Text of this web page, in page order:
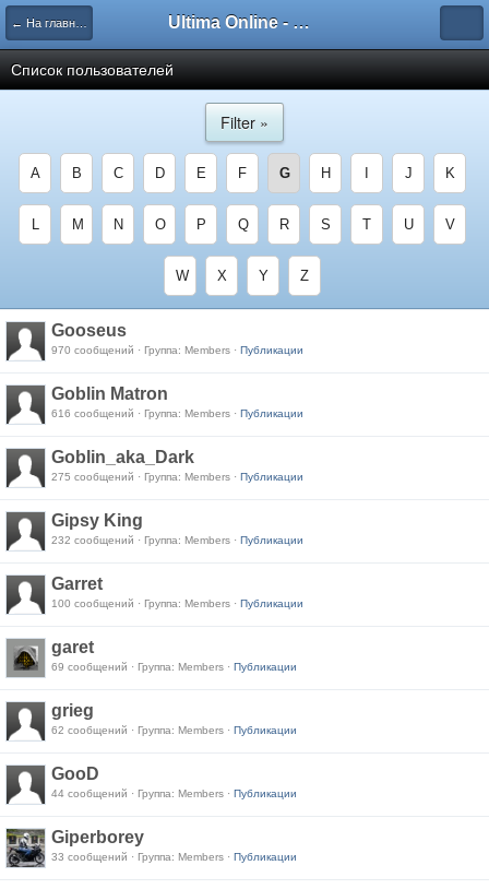
← На главную Ultima Online - Форум Русского сообщества игры
Список пользователей
Filter »
A B C D E F G H J K
L M N O P Q R S T U V
W X Y Z
Gooseus
970 сообщений · Группа: Members · Публикации
Goblin Matron
616 сообщений · Группа: Members · Публикации
Goblin_aka_Dark
275 сообщений · Группа: Members · Публикации
Gipsy King
232 сообщений · Группа: Members · Публикации
Garret
100 сообщений · Группа: Members · Публикации
garet
69 сообщений · Группа: Members · Публикации
grieg
62 сообщений · Группа: Members · Публикации
GooD
44 сообщений · Группа: Members · Публикации
Giperborey
33 сообщений · Группа: Members · Публикации